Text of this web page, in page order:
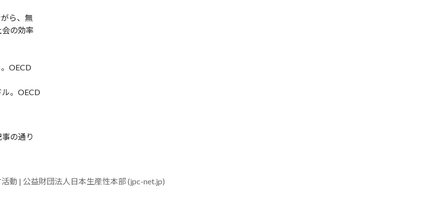
ら、無
の効率
OECD
。OECD
の通り
動 | 公益財団法人日本生産性本部 (jpc-net.jp)